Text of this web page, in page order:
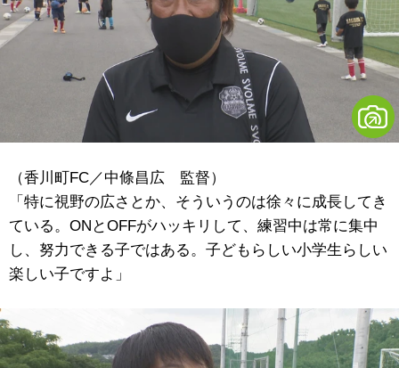
（香川町FC／中條昌広 監督）
「特に視野の広さとか、そういうのは徐々に成長してき
ている。ONとOFFがハッキリして、練習中は常に集中
し、努力できる子ではある。子どもらしい小学生らしい
楽しい子ですよ」